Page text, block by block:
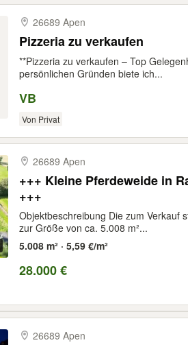
26689 Apen
Pizzeria zu verkaufen
**Pizzeria zu verkaufen – Top
persönlichen Gründen biete ich...
VB
Von Privat
26689 Apen
+++ Kleine Pferdeweide in
+++
Objektbeschreibung Die zum Verkauf
zur Größe von ca. 5.008 m²...
5.008 m² · 5,59 €/m²
28.000 €
26689 Apen